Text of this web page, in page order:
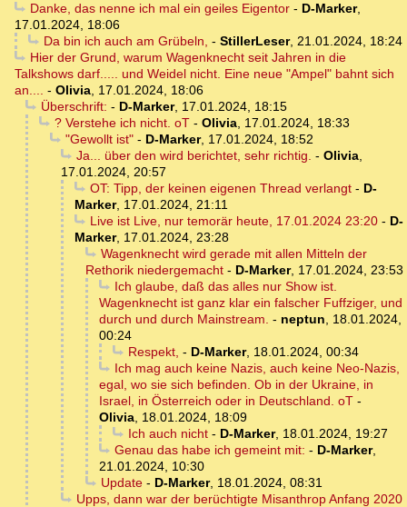
Danke, das nenne ich mal ein geiles Eigentor- D-Marker,
17.01.2024, 18:06
Da bin ich auch am Grübeln, - StillerLeser, 21.01.2024, 18:24
Hier der Grund, warum Wagenknecht seit Jahren in die
Talkshows darf..... und Weidel nicht. Eine neue "Ampel" bahnt sich
an.... - Olivia, 17.01.2024, 18:06
Überschrift: - D-Marker, 17.01.2024, 18:15
? Verstehe ich nicht. oT- Olivia, 17.01.2024, 18:33
"Gewollt ist"- D-Marker, 17.01.2024, 18:52
Ja... über den wird berichtet, sehr richtig. - Olivia,
17.01.2024, 20:57
OT: Tipp, der keinen eigenen Thread verlangt- D-
Marker, 17.01.2024, 21:11
Live ist Live, nur temorär heute, 17.01.2024 23:20- D-
Marker, 17.01.2024, 23:28
Wagenknecht wird gerade mit allen Mitteln der
Rethorik niedergemacht - D-Marker, 17.01.2024, 23:53
Ich glaube, daß das alles nur Show ist.
Wagenknecht ist ganz klar ein falscher Fuffziger, und
durch und durch Mainstream. - neptun, 18.01.2024,
00:24
Respekt, - D-Marker, 18.01.2024, 00:34
Ich mag auch keine Nazis, auch keine Neo-Nazis,
egal, wo sie sich befinden. Ob in der Ukraine, in
Israel, in Österreich oder in Deutschland. oT -
Olivia, 18.01.2024, 18:09
Ich auch nicht- D-Marker, 18.01.2024, 19:27
Genau das habe ich gemeint mit: - D-Marker,
21.01.2024, 10:30
Update- D-Marker, 18.01.2024, 08:31
Upps, dann war der berüchtigte Misanthrop Anfang 2020